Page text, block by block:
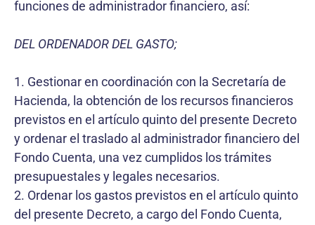
funciones de administrador financiero, así:
DEL ORDENADOR DEL GASTO;
1. Gestionar en coordinación con la Secretaría de
Hacienda, la obtención de los recursos financieros
previstos en el artículo quinto del presente Decreto
y ordenar el traslado al administrador financiero del
Fondo Cuenta, una vez cumplidos los trámites
presupuestales y legales necesarios.
2. Ordenar los gastos previstos en el artículo quinto
del presente Decreto, a cargo del Fondo Cuenta,